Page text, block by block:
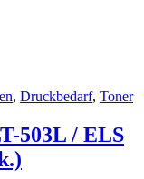
, Druckbedarf, Toner
503L / ELS